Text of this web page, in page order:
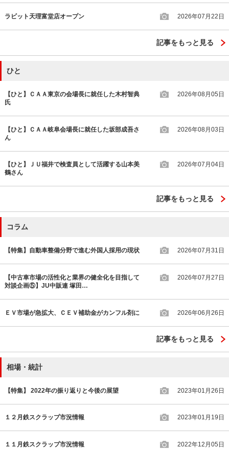
ラビット天理富堂店オープン 2026年07月22日
記事をもっと見る
ひと
【ひと】ＣＡＡ東京の会場長に就任した木村智典
氏
2026年08月05日
【ひと】ＣＡＡ岐阜会場長に就任した坂部成吾さ
ん
2026年08月03日
【ひと】ＪＵ福井で検査員として活躍する山本美
鶴さん
2026年07月04日
記事をもっと見る
コラム
【特集】自動車整備分野で進む外国人採用の現状 2026年07月31日
【中古車市場の活性化と業界の健全化を目指して
対談企画⑤】JU中販連 塚田…
2026年07月27日
ＥＶ市場が急拡大、ＣＥＶ補助金がカンフル剤に 2026年06月26日
記事をもっと見る
相場・統計
【特集】 2022年の振り返りと今後の展望 2023年01月26日
１２月鉄スクラップ市況情報 2023年01月19日
１１月鉄スクラップ市況情報 2022年12月05日